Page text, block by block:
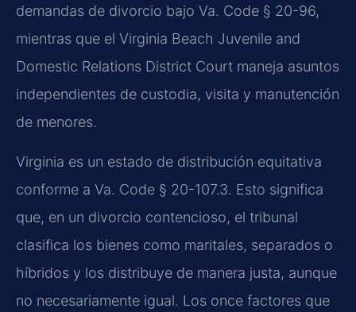
demandas de divorcio bajo Va. Code § 20-96,
mientras que el Virginia Beach Juvenile and
Domestic Relations District Court maneja asuntos
independientes de custodia, visita y manutención
de menores.
Virginia es un estado de distribución equitativa
conforme a Va. Code § 20-107.3. Esto significa
que, en un divorcio contencioso, el tribunal
clasifica los bienes como maritales, separados o
híbridos y los distribuye de manera justa, aunque
no necesariamente igual. Los once factores que